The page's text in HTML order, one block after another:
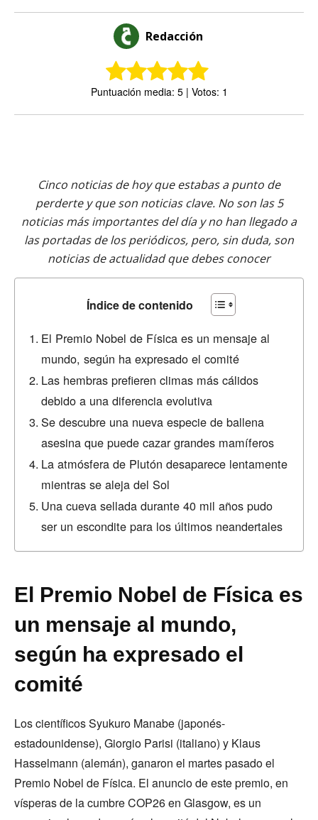
Redacción
Puntuación media: 5 | Votos: 1
Cinco noticias de hoy que estabas a punto de
perderte y que son noticias clave. No son las 5
noticias más importantes del día y no han llegado a
las portadas de los periódicos, pero, sin duda, son
noticias de actualidad que debes conocer
Índice de contenido
El Premio Nobel de Física es un mensaje al
mundo, según ha expresado el comité
Las hembras prefieren climas más cálidos
debido a una diferencia evolutiva
Se descubre una nueva especie de ballena
asesina que puede cazar grandes mamíferos
La atmósfera de Plutón desaparece lentamente
mientras se aleja del Sol
Una cueva sellada durante 40 mil años pudo
ser un escondite para los últimos neandertales
El Premio Nobel de Física es
un mensaje al mundo,
según ha expresado el
comité
Los científicos Syukuro Manabe (japonés-
estadounidense), Giorgio Parisi (italiano) y Klaus
Hasselmann (alemán), ganaron el martes pasado el
Premio Nobel de Física. El anuncio de este premio, en
vísperas de la cumbre COP26 en Glasgow, es un